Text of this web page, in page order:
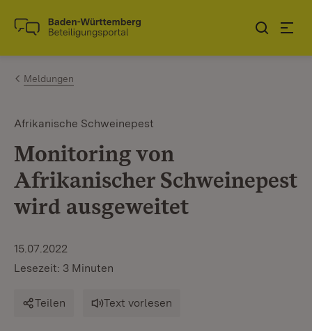
Zum Inhalt springen
Link zur Startseite
Meldungen
Afrikanische Schweinepest
Monitoring von
Afrikanischer Schweinepest
wird ausgeweitet
15.07.2022
Lesezeit: 3 Minuten
Teilen Text vorlesen